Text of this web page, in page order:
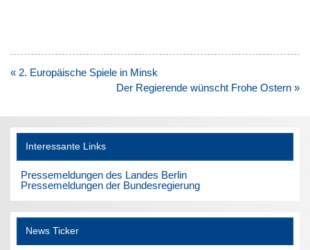
Beitragsnavigation
« 2. Europäische Spiele in Minsk
Der Regierende wünscht Frohe Ostern »
Interessante Links
Pressemeldungen des Landes Berlin
Pressemeldungen der Bundesregierung
News Ticker